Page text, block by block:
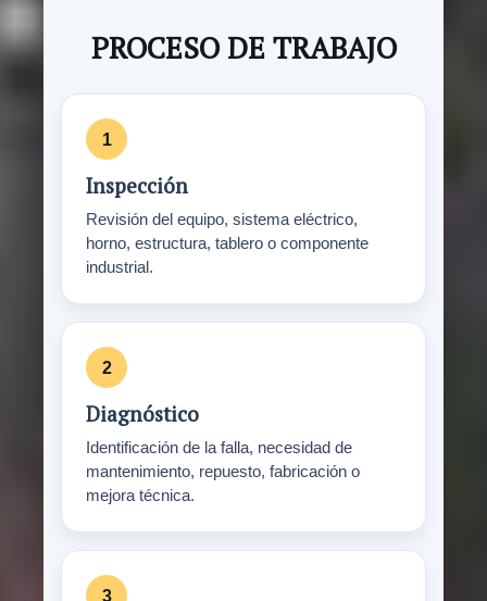
PROCESO DE TRABAJO
Inspección
Revisión del equipo, sistema eléctrico,
horno, estructura, tablero o componente
industrial.
Diagnóstico
Identificación de la falla, necesidad de
mantenimiento, repuesto, fabricación o
mejora técnica.